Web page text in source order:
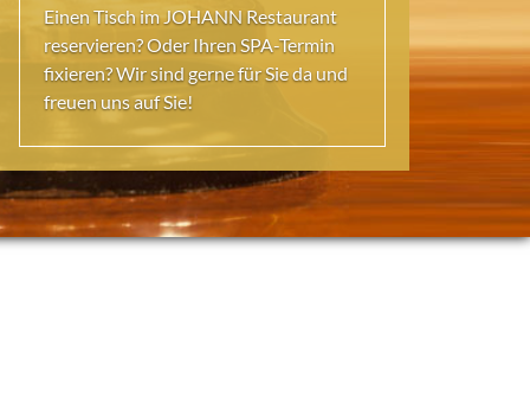
Einen Tisch im JOHANN Restaurant
reservieren? Oder Ihren SPA-Termin
fixieren? Wir sind gerne für Sie da und
freuen uns auf Sie!